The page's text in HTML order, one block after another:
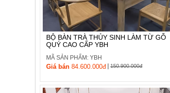
BỘ BÀN TRÀ THỦY SINH LÀM TỪ GỖ
QUÝ CAO CẤP YBH
MÃ SẢN PHẨM: YBH
Giá bán 84.600.000đ| 150.900.000đ